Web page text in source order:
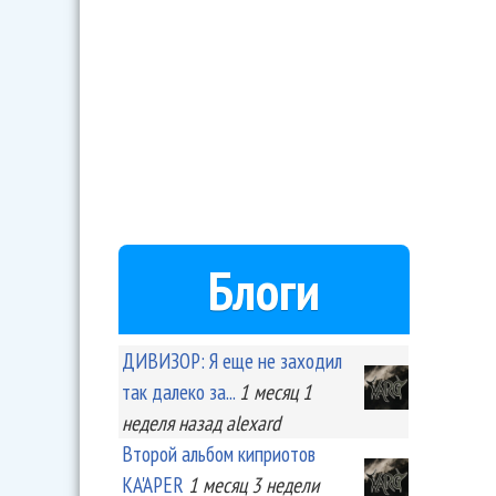
Блоги
ДИВИЗОР: Я еще не заходил
так далеко за... 1 месяц 1
неделяназад alexard
Второй альбом киприотов
KA'APER 1 месяц 3 недели